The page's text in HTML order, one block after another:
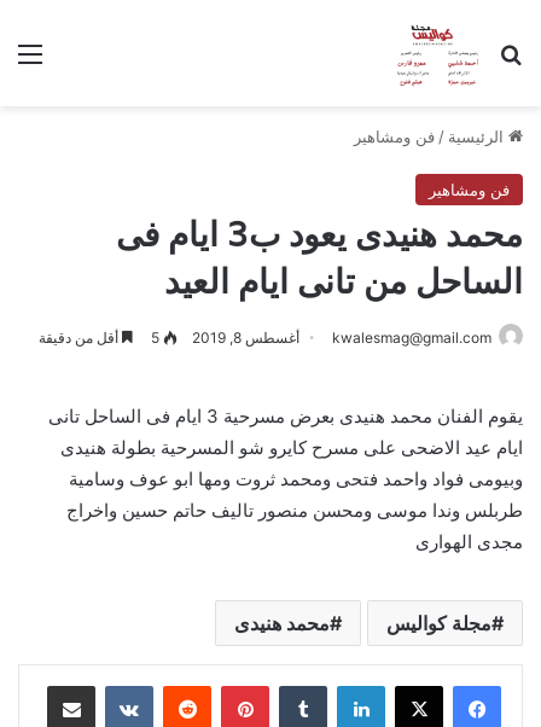
بحث عن
الرئيسية / فن ومشاهير
فن ومشاهير
محمد هنيدى يعود ب3 ايام فى
الساحل من تانى ايام العيد
kwalesmag@gmail.com أغسطس 8, 2019 5 أقل من دقيقة
يقوم الفنان محمد هنيدى بعرض مسرحية 3 ايام فى الساحل تانى
ايام عيد الاضحى على مسرح كايرو شو المسرحية بطولة هنيدى
وبيومى فواد واحمد فتحى ومحمد ثروت ومها ابو عوف وسامية
طربلس وندا موسى ومحسن منصور تاليف حاتم حسين واخراج
مجدى الهوارى
مجلة كواليس محمد هنيدى
لينكدإن بينتيريست مشاركة عبر البريد